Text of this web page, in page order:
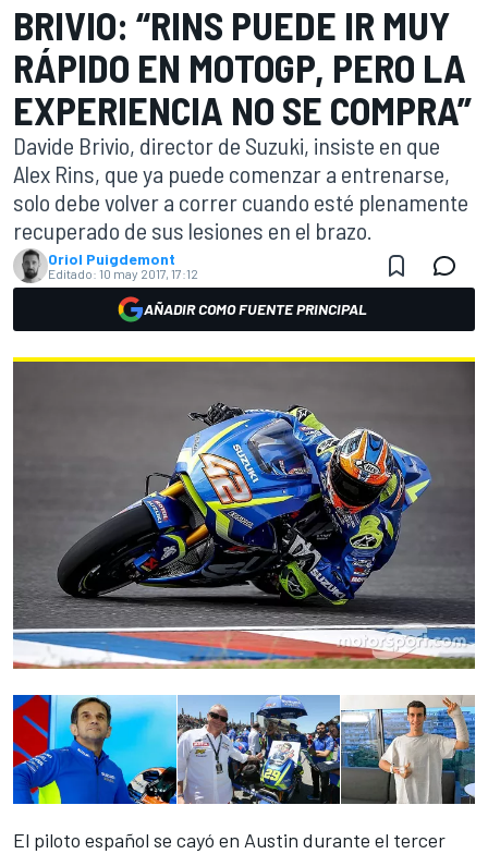
BRIVIO: “RINS PUEDE IR MUY
RÁPIDO EN MOTOGP, PERO LA
EXPERIENCIA NO SE COMPRA”
Davide Brivio, director de Suzuki, insiste en que
Alex Rins, que ya puede comenzar a entrenarse,
solo debe volver a correr cuando esté plenamente
recuperado de sus lesiones en el brazo.
Oriol Puigdemont
Editado: 10 may 2017, 17:12
AÑADIR COMO FUENTE PRINCIPAL
El piloto español se cayó en Austin durante el tercer